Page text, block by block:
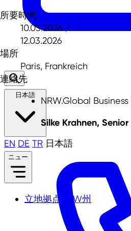
日本語
EN DE TR 日本語
ニュー
立地拠点NRW州
所要時間
10.03.2026 /
12.03.2026
場所
Paris, Frankreich
連絡先
NRW.Global
Silke Krahnen,